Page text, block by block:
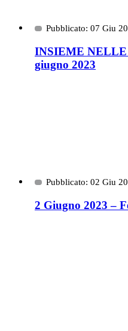
Pubblicato: 07 Giu
INSIEME NELLE
giugno 2023
Pubblicato: 02 Giu
2 Giugno 2023 –